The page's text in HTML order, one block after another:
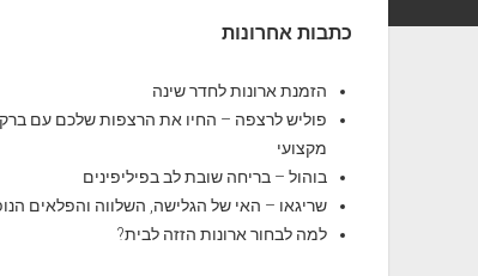
כתבות אחרונות
הזמנת ארונות לחדר שינה
פוליש לרצפה – החיו את הרצפות שלכם עם ברק
מקצועי
בוהול – בריחה שובת לב בפיליפינים
שריגאו – האי של הגלישה, השלווה והפלאים
למה לבחור ארונות הזזה לבית?